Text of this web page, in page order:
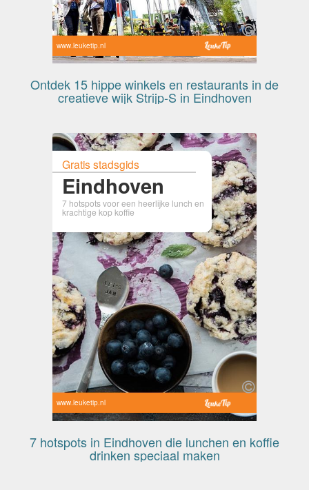
www.leuketip.nl
Ontdek 15 hippe winkels en restaurants in de
creatieve wijk Strijp-S in Eindhoven
Gratis stadsgids
Eindhoven
7 hotspots voor een heerlijke lunch en
krachtige kop koffie
www.leuketip.nl
7 hotspots in Eindhoven die lunchen en koffie
drinken speciaal maken